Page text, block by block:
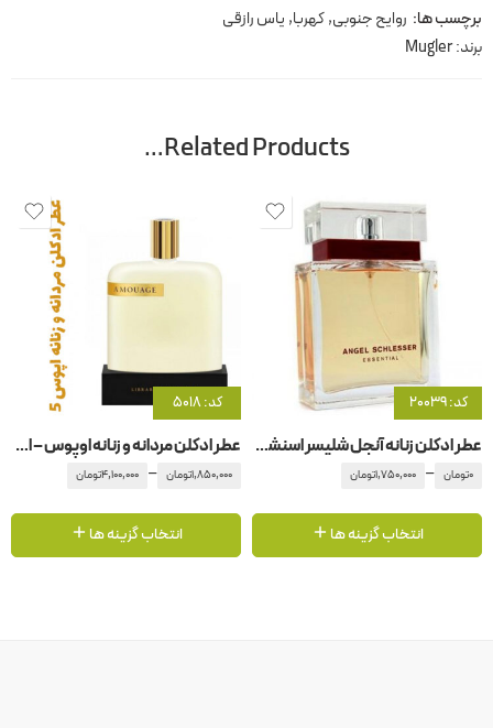
برچسب ها: روایح جنوبی,کهربا, یاس رازقی
برند:Mugler
Related Products…
کد: 20039
عطر ادکلن زنانه آنجل شلیسر اسنشیال
0تومان –
1,750,000تومان
انتخاب گزینه ها
کد: 5018
عطر ادکلن مردانه و زنانه اوپوس – اپوس 5 آمواج – آمواژ
1,850,000تومان –
4,100,000تومان
انتخاب گزینه ها